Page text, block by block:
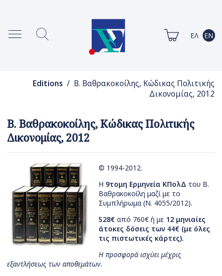
Editions / Β. Βαθρακοκοίλης, Κώδικας Πολιτικής
Δικονομίας, 2012
Β. Βαθρακοκοίλης, Κώδικας Πολιτικής
Δικονομίας, 2012
© 1994-2012.
Η 9τομη Ερμηνεία ΚΠολΔ του Β.
Βαθρακοκοίλη μαζί με το
Συμπλήρωμα (Ν. 4055/2012).
528€ από 760€ ή με 12 μηνιαίες
άτοκες δόσεις των 44€ (με όλες
τις πιστωτικές κάρτες).
Η προσφορά ισχύει μέχρις
εξαντλήσεως των αποθεμάτων.